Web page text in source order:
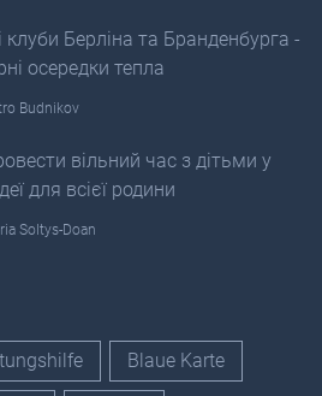
клуби Берліна та Бранденбурга -
осередки тепла
Budnikov
вільний час з дітьми у
для всієї родини
Soltys-Doan
Blaue Karte